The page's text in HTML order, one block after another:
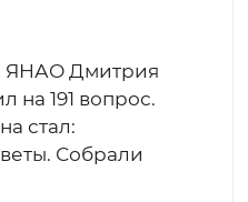
ЯНАО Дмитрия
на 191 вопрос.
стал:
Собрали